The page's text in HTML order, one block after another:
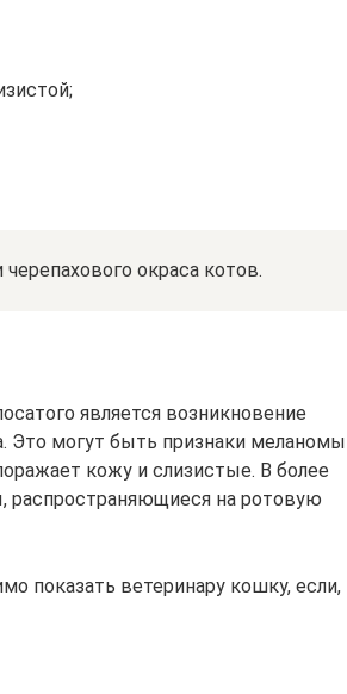
окраса котов.
является возникновение
Это могут быть признаки меланомы
кожу и слизистые. В более
распространяющиеся на ротовую
показать ветеринару кошку, если,